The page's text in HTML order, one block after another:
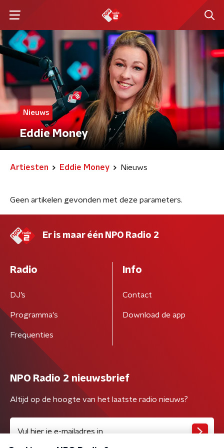
Nieuws
Eddie Money
Artiesten Eddie Money Nieuws
Geen artikelen gevonden met deze parameters.
Er is maar één NPO Radio 2
Radio
DJ’s
Programma's
Frequenties
Info
Contact
Download de app
NPO Radio 2 nieuwsbrief
Altijd op de hoogte van het laatste radio nieuws?